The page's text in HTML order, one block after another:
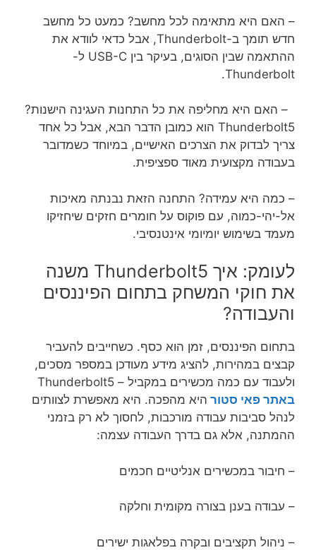
– האם היא מתאימה לכל מחשב? כמעט כל מחשב
חדש תומך ב-Thunderbolt, אבל כדאי לוודא את
ההתאמה שבין הסוגים, בעיקר בין USB-C ל-
Thunderbolt.
– האם היא מחליפה את כל התחנות העגינה הישנות?
Thunderbolt5 הוא כמובן הדבר הבא, אבל כל אחד
צריך לבדוק את הצרכים האישיים, במיוחד כשמדובר
בעבודה מקצועית מאוד ספציפית.
– כמה היא עמידה? התחנה הזאת נבנתה מאיכות
אל-יהי-כמוה, עם פוקוס על חומרים חזקים שיחזיקו
מעמד בשימוש יומיומי אינטנסיבי.
לעומק: איך Thunderbolt5 משנה
את חוקי המשחק בתחום הפיננסים
והעבודה?
בתחום הפיננסים, זמן הוא כסף. כשחייבים להעביר
קבצים במהירות, להציג מידע מעודכן במספר מסכים,
ולעבוד עם כמה מכשירים במקביל – Thunderbolt5
באתר פאי סטור היא מהפכה. היא מאפשרת לצוותים
לנהל סביבות עבודה מורכבות, לחסוך לא רק בזמני
ההמתנה, אלא גם בדרך העבודה עצמה:
– חיבור במכשירים אנליטיים חכמים
– עבודה בענן בצורה מקומית וחלקה
– ניהול תקציבים ובקרה בפלאגות ישירים